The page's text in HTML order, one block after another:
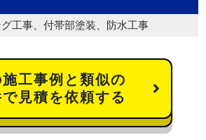
工事、付帯部塗装、防水工事
施工事例と類似の
見積を依頼する